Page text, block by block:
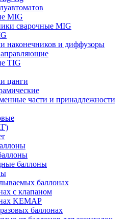
MIG
сварочные MIG
наконечников и диффузоры
TIG
цанги
части и принадлежности
баллоны
баллонах
с клапаном
KEMAP
баллонах